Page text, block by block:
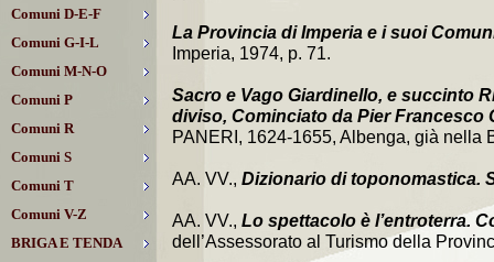
Comuni D-E-F
Comuni G-I-L
Comuni M-N-O
Comuni P
Comuni R
Comuni S
Comuni T
Comuni V-Z
BRIGA E TENDA
La Provincia di Imperia e i suoi
Imperia, 1974, p. 71.
Sacro e Vago Giardinello, e succinto
diviso, Cominciato da Pier
PANERI, 1624-1655, Albenga, già nella
AA. VV., Dizionario di toponomastica.
AA. VV., Lo spettacolo è l’entroterra.
dell’Assessorato al Turismo della